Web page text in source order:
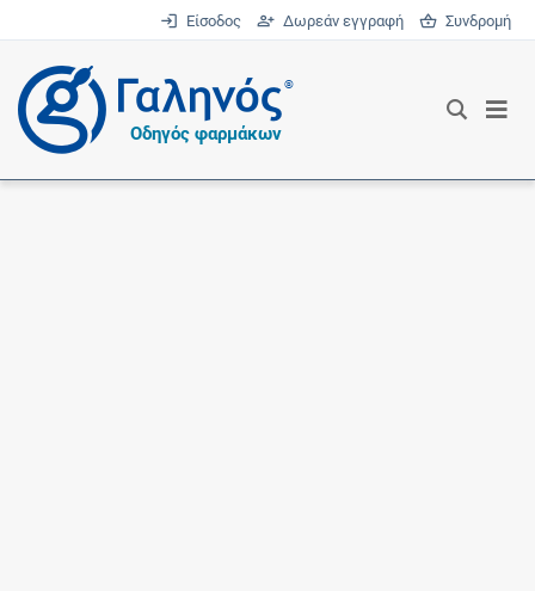
Είσοδος Δωρεάν εγγραφή Συνδρομή
®
Οδηγός φαρμάκων